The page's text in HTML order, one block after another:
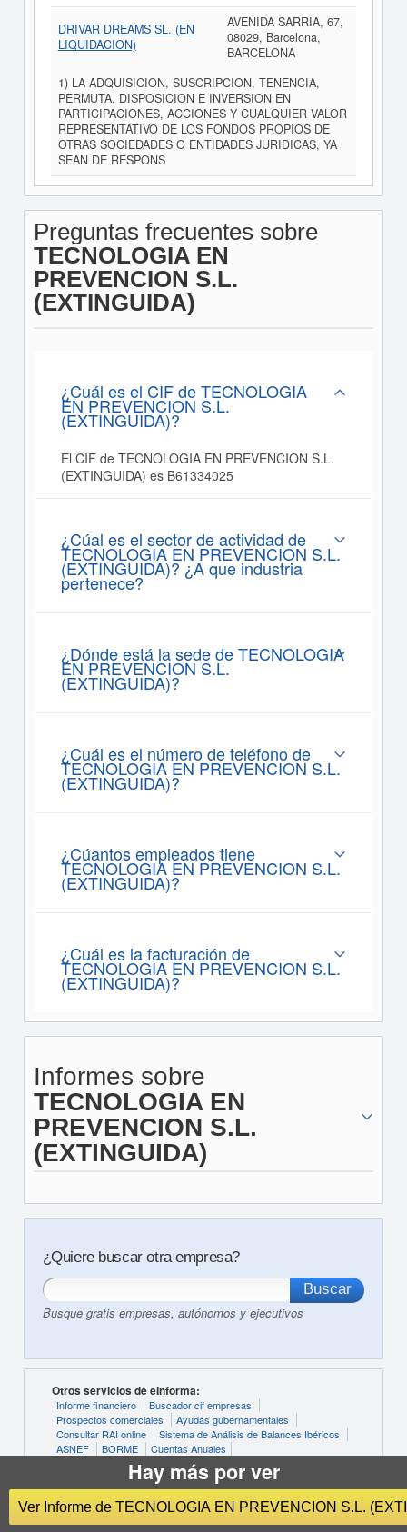
DRIVAR DREAMS SL. (EN
LIQUIDACION)
AVENIDA SARRIA, 67,
08029, Barcelona,
BARCELONA
1) LA ADQUISICION, SUSCRIPCION, TENENCIA,
PERMUTA, DISPOSICION E INVERSION EN
PARTICIPACIONES, ACCIONES Y CUALQUIER VALOR
REPRESENTATIVO DE LOS FONDOS PROPIOS DE
OTRAS SOCIEDADES O ENTIDADES JURIDICAS, YA
SEAN DE RESPONS
Preguntas frecuentes sobre
TECNOLOGIA EN
PREVENCION S.L.
(EXTINGUIDA)
¿Cuál es el CIF de TECNOLOGIA
EN PREVENCION S.L.
(EXTINGUIDA)?
El CIF de TECNOLOGIA EN PREVENCION S.L.
(EXTINGUIDA) es B61334025
¿Cúal es el sector de actividad de
TECNOLOGIA EN PREVENCION S.L.
(EXTINGUIDA)? ¿A que industria
pertenece?
¿Dónde está la sede de TECNOLOGIA
EN PREVENCION S.L.
(EXTINGUIDA)?
¿Cuál es el número de teléfono de
TECNOLOGIA EN PREVENCION S.L.
(EXTINGUIDA)?
¿Cúantos empleados tiene
TECNOLOGIA EN PREVENCION S.L.
(EXTINGUIDA)?
¿Cuál es la facturación de
TECNOLOGIA EN PREVENCION S.L.
(EXTINGUIDA)?
Informes sobre
TECNOLOGIA EN
PREVENCION S.L.
(EXTINGUIDA)
¿Quiere buscar otra empresa?
Busque gratis empresas, autónomos y ejecutivos
Otros servicios de eInforma:
Informe financiero
Buscador cif empresas
Prospectos comerciales
Ayudas gubernamentales
Consultar RAI online
Sistema de Análisis de Balances Ibéricos
ASNEF
BORME Cuentas Anuales
Últimas actividades buscadas:
CNAE Actividades Administrativas Y Servicios Auxliares
Hay más por ver
Ver Informe de